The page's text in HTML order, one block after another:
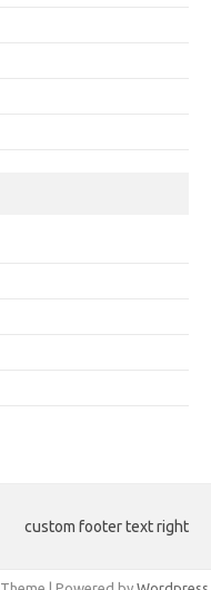
custom footer text right